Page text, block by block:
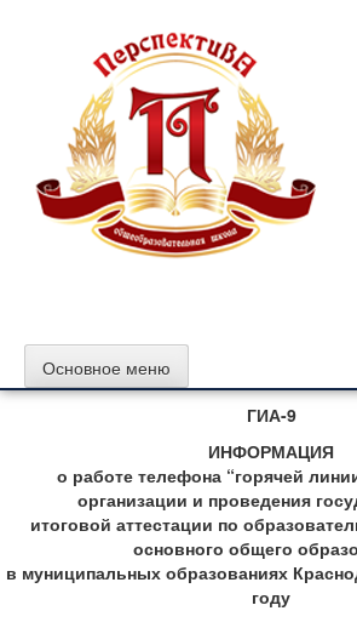
содержимому
Основное меню
ГИА-9
ИНФОРМАЦИЯ
о работе телефона “горячей
организации и проведения
итоговой аттестации по
основного общего
в муниципальных образованиях
году